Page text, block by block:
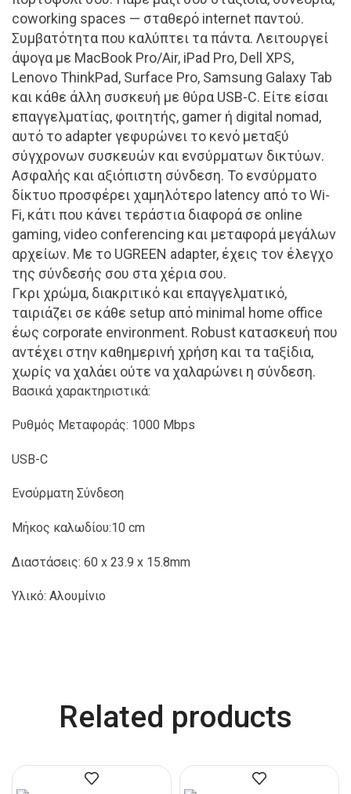
coworking spaces — σταθερό internet παντού.
Συμβατότητα που καλύπτει τα πάντα. Λειτουργεί
άψογα με MacBook Pro/Air, iPad Pro, Dell XPS,
Lenovo ThinkPad, Surface Pro, Samsung Galaxy Tab
και κάθε άλλη συσκευή με θύρα USB-C. Είτε είσαι
επαγγελματίας, φοιτητής, gamer ή digital nomad,
αυτό το adapter γεφυρώνει το κενό μεταξύ
σύγχρονων συσκευών και ενσύρματων δικτύων.
Ασφαλής και αξιόπιστη σύνδεση. Το ενσύρματο
δίκτυο προσφέρει χαμηλότερο latency από το Wi-
Fi, κάτι που κάνει τεράστια διαφορά σε online
gaming, video conferencing και μεταφορά μεγάλων
αρχείων. Με το UGREEN adapter, έχεις τον έλεγχο
της σύνδεσής σου στα χέρια σου.
Γκρι χρώμα, διακριτικό και επαγγελματικό,
ταιριάζει σε κάθε setup από minimal home office
έως corporate environment. Robust κατασκευή που
αντέχει στην καθημερινή χρήση και τα ταξίδια,
χωρίς να χαλάει ούτε να χαλαρώνει η σύνδεση.
Βασικά χαρακτηριστικά:
Ρυθμός Μεταφοράς: 1000 Mbps
USB-C
Ενσύρματη Σύνδεση
Μήκος καλωδίου:10 cm
Διαστάσεις: 60 x 23.9 x 15.8mm
Υλικό: Αλουμίνιο
Related products